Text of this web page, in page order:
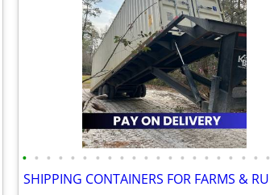
• • • • • • • • • • • • • • • • • • • • •